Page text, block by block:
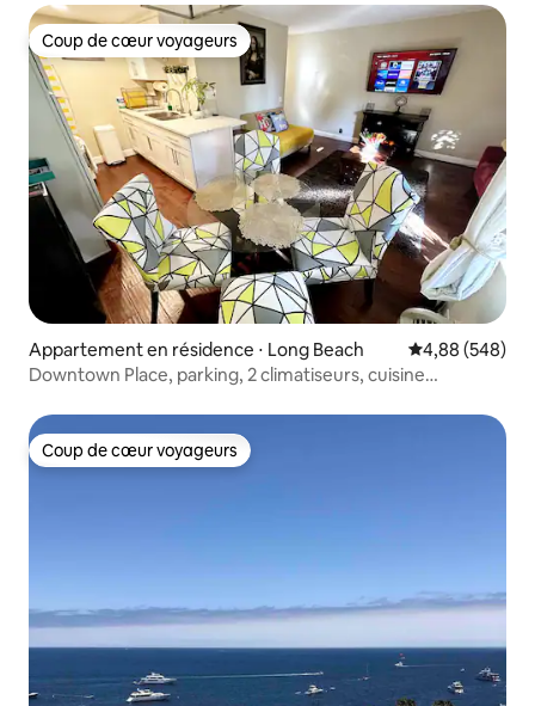
Coup de cœur voyageurs
Coup de cœur voyageurs
Appartement en résidence ⋅ Long Beach Évaluation
4,88 (548)
Downtown Place, parking, 2 climatiseurs, cuisine
Coup de cœur voyageurs
Coup de cœur voyageurs